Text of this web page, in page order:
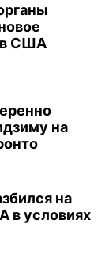
в США
на
на
в условиях